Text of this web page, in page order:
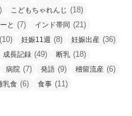
こどもちゃれんじ (18)
と (7) インド帯同 (21)
(10) 妊娠11週 (8) 妊娠出産 (36)
成長記録 (49) 断乳 (18)
病院 (7) 発語 (9) 稽留流産 (6)
乳食 (6) 食事 (11)